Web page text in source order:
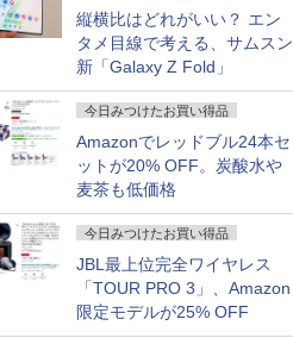
縦横比はどれがいい？ エン
タメ目線で考える、サムスン
新「Galaxy Z Fold」
今日みつけたお買い得品
Amazonでレッドブル24本セ
ットが20% OFF。炭酸水や
麦茶も低価格
今日みつけたお買い得品
JBL最上位完全ワイヤレス
「TOUR PRO 3」、Amazon
限定モデルが25% OFF